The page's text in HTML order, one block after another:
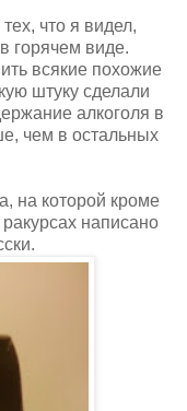
что я видел,
горячем виде.
всякие похожие
штуку сделали
алкоголя в
чем в остальных
на которой кроме
написано